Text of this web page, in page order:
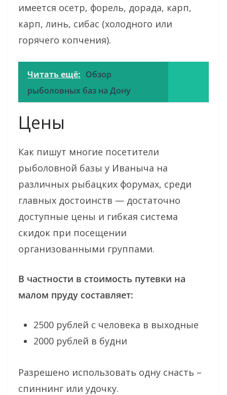
имеется осетр, форель, дорада, карп,
карп, линь, сибас (холодного или
горячего копчения).
Читать ещё: Обзор
рыболовных баз на Дону
Цены
Как пишут многие посетители
рыболовной базы у Иваныча на
различных рыбацких форумах, среди
главных достоинств — достаточно
доступные цены и гибкая система
скидок при посещении
организованными группами.
В частности в стоимость путевки на
малом пруду составляет:
2500 рублей с человека в выходные
2000 рублей в будни
Разрешено использовать одну снасть –
спиннинг или удочку.